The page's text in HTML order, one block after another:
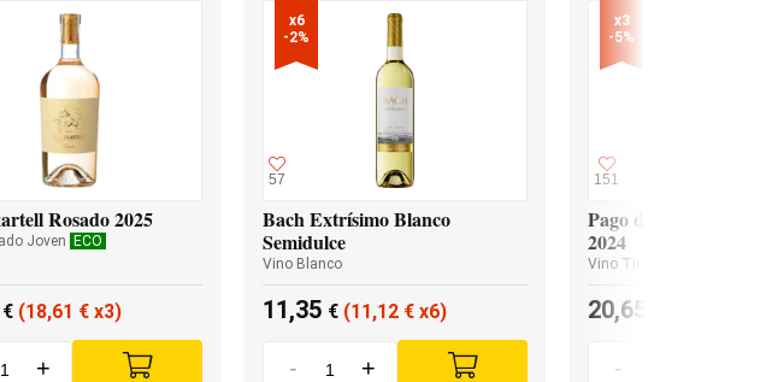
Rosado 2025
Joven ECO
€ (18,61 € x3)
+
x6
-2%
57
Bach Extrísimo Blanco
Semidulce
Vino Blanco
11,35 € (11,12 € x6)
- +
x3
-5%
151
Pago de los
2024
Vino Tinto
20,65
-